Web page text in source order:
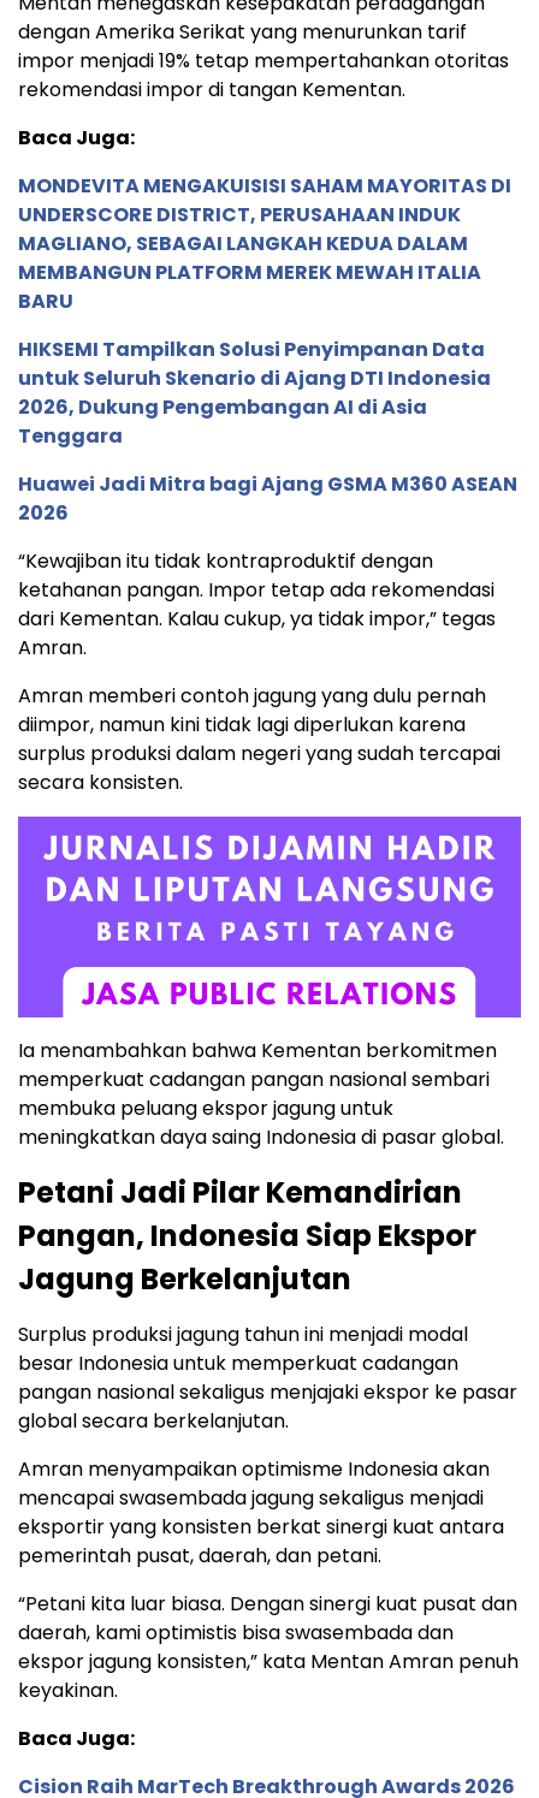
dengan Amerika Serikat yang menurunkan tarif
impor menjadi 19% tetap mempertahankan otoritas
rekomendasi impor di tangan Kementan.
Baca Juga:
MONDEVITA MENGAKUISISI SAHAM MAYORITAS DI
UNDERSCORE DISTRICT, PERUSAHAAN INDUK
MAGLIANO, SEBAGAI LANGKAH KEDUA DALAM
MEMBANGUN PLATFORM MEREK MEWAH ITALIA
BARU
HIKSEMI Tampilkan Solusi Penyimpanan Data
untuk Seluruh Skenario di Ajang DTI Indonesia
2026, Dukung Pengembangan AI di Asia
Tenggara
Huawei Jadi Mitra bagi Ajang GSMA M360 ASEAN
2026
“Kewajiban itu tidak kontraproduktif dengan
ketahanan pangan. Impor tetap ada rekomendasi
dari Kementan. Kalau cukup, ya tidak impor,” tegas
Amran.
Amran memberi contoh jagung yang dulu pernah
diimpor, namun kini tidak lagi diperlukan karena
surplus produksi dalam negeri yang sudah tercapai
secara konsisten.
Ia menambahkan bahwa Kementan berkomitmen
memperkuat cadangan pangan nasional sembari
membuka peluang ekspor jagung untuk
meningkatkan daya saing Indonesia di pasar global.
Petani Jadi Pilar Kemandirian
Pangan, Indonesia Siap Ekspor
Jagung Berkelanjutan
Surplus produksi jagung tahun ini menjadi modal
besar Indonesia untuk memperkuat cadangan
pangan nasional sekaligus menjajaki ekspor ke pasar
global secara berkelanjutan.
Amran menyampaikan optimisme Indonesia akan
mencapai swasembada jagung sekaligus menjadi
eksportir yang konsisten berkat sinergi kuat antara
pemerintah pusat, daerah, dan petani.
“Petani kita luar biasa. Dengan sinergi kuat pusat dan
daerah, kami optimistis bisa swasembada dan
ekspor jagung konsisten,” kata Mentan Amran penuh
keyakinan.
Baca Juga:
Cision Raih MarTech Breakthrough Awards 2026